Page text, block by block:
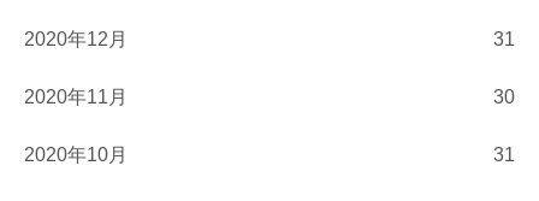
2020年12月 31
2020年11月 30
2020年10月 31